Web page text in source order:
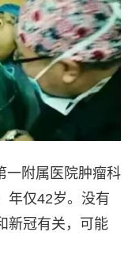
一附属医院肿瘤科
年仅42岁。没有
新冠有关，可能